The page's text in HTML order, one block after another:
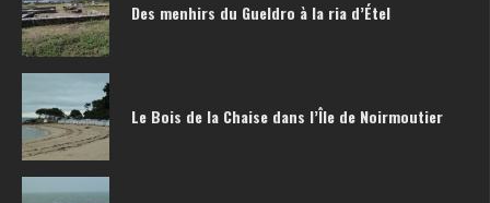
Des menhirs du Gueldro à la ria d’Étel
Le Bois de la Chaise dans l’Île de Noirmoutier